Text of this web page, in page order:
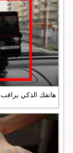
هاتفك الذكي يراقب